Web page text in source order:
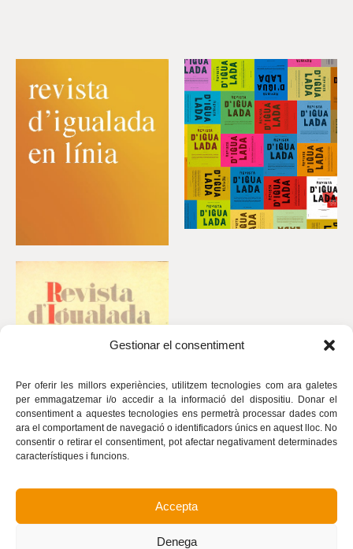
Gestionar el consentiment
Per oferir les millors experiències, utilitzem tecnologies com ara galetes
per emmagatzemar i/o accedir a la informació del dispositiu. Donar el
consentiment a aquestes tecnologies ens permetrà processar dades com
ara el comportament de navegació o identificadors únics en aquest lloc. No
consentir o retirar el consentiment, pot afectar negativament determinades
característiques i funcions.
Accepta
Denega